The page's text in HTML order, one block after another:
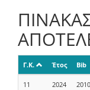
Γ.Κ. Έτος Bib
11 2024 2010